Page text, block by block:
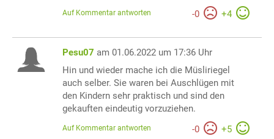
-0 +4
Auf Kommentar antworten
Pesu07 am 01.06.2022 um 17:36 Uhr
Hin und wieder mache ich die Müsliriegel
auch selber. Sie waren bei Auschlügen mit
den Kindern sehr praktisch und sind den
gekauften eindeutig vorzuziehen.
-0 +5
Auf Kommentar antworten